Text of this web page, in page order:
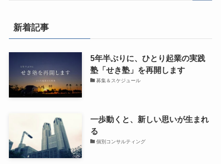
新着記事
5年半ぶりに、ひとり起業の実践
塾「せき塾」を再開します
募集＆スケジュール
一歩動くと、新しい思いが生まれ
る
個別コンサルティング